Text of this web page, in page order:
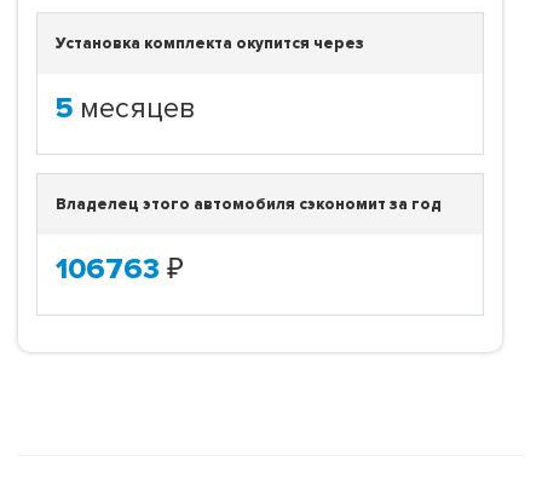
Установка комплекта окупится через
5 месяцев
Владелец этого автомобиля сэкономит за год
106763 ₽